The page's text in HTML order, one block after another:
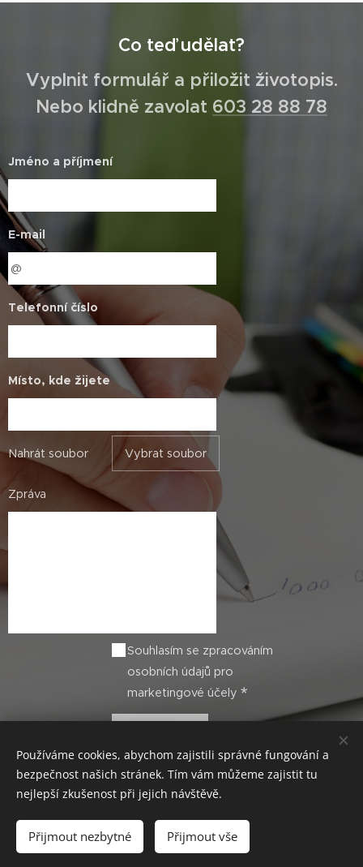
Co teď udělat?
Vyplnit formulář a přiložit životopis.
Nebo klidně zavolat 603 28 88 78
Jméno a příjmení
E-mail
Telefonní číslo
Místo, kde žijete
Nahrát soubor Vybrat soubor
Zpráva
Souhlasím se zpracováním
osobních údajů pro
marketingové účely
© 2019 Nová Práce
Cookies
Používáme cookies, abychom zajistili správné fungování a
bezpečnost našich stránek. Tím vám můžeme zajistit tu
nejlepší zkušenost při jejich návštěvě.
Přijmout nezbytné Přijmout vše